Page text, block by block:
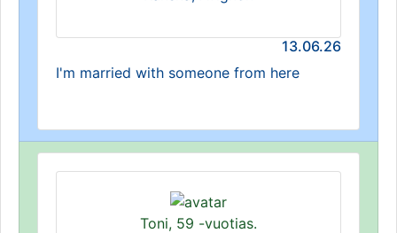
13.06.26
I'm married with someone from here
Toni, 59 -vuotias.